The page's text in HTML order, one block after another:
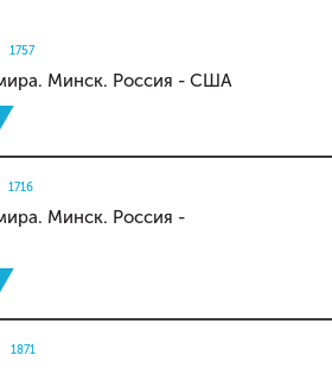
1757
Минск. Россия - США
1716
Минск. Россия -
1871